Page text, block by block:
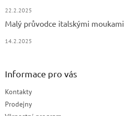
22.2.2025
Malý průvodce italskými moukami
14.2.2025
Informace pro vás
Kontakty
Prodejny